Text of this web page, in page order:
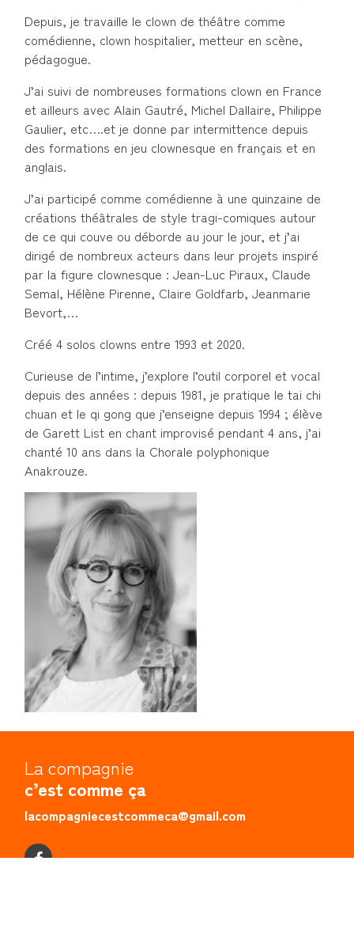
Depuis, je travaille le clown de théâtre comme
comédienne, clown hospitalier, metteur en scène,
pédagogue.
J’ai suivi de nombreuses formations clown en France
et ailleurs avec Alain Gautré, Michel Dallaire, Philippe
Gaulier, etc….et je donne par intermittence depuis
des formations en jeu clownesque en français et en
anglais.
J’ai participé comme comédienne à une quinzaine de
créations théâtrales de style tragi-comiques autour
de ce qui couve ou déborde au jour le jour, et j’ai
dirigé de nombreux acteurs dans leur projets inspiré
par la figure clownesque : Jean-Luc Piraux, Claude
Semal, Hélène Pirenne, Claire Goldfarb, Jeanmarie
Bevort,…
Créé 4 solos clowns entre 1993 et 2020.
Curieuse de l’intime, j’explore l’outil corporel et vocal
depuis des années : depuis 1981, je pratique le tai chi
chuan et le qi gong que j’enseigne depuis 1994 ; élève
de Garett List en chant improvisé pendant 4 ans, j’ai
chanté 10 ans dans la Chorale polyphonique
Anakrouze.
La compagnie
c’est comme ça
lacompagniecestcommeca@gmail.com